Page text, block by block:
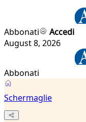
Abbonati
Accedi
August 8, 2026
Abbonati
Schermaglie